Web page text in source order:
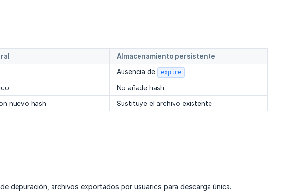
Almacenamiento persistente
Ausencia de
expire
No añade hash
nuevo hash Sustituye el archivo existente
depuración, archivos exportados por usuarios para descarga única.